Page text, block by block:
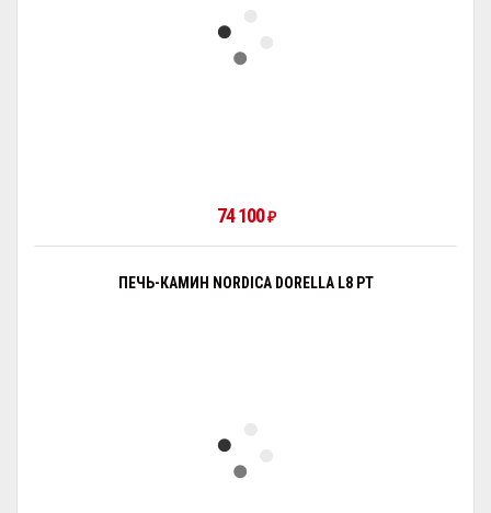
74 100₽
ПЕЧЬ-КАМИН NORDICA DORELLA L8 PT